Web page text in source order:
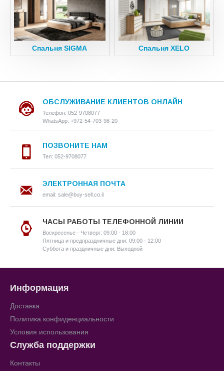
Спальня SIGMA Спальня XELO
ОБСЛУЖИВАНИЕ КЛИЕНТОВ ОНЛАЙН
Телефон: 052-9708077
WhatsApp: +972-54-703-98-20
ПОЗВОНИТЕ НАМ
Тел: 052-9708077
ЭЛЕКТРОННАЯ ПОЧТА
email: sale@buy-sell.co.il
ЧАСЫ РАБОТЫ ТЕЛЕФОННОЙ ЛИНИИ
Воскресенье - Четверг: 09:00 - 18:00
Пятница и предпраздничные дни: 09:00 - 12:00
Суббота и праздничные дни: Выходной
Информация
Доставка
Политика конфиденциальности
Условия использования
Служба поддержки
Контакты